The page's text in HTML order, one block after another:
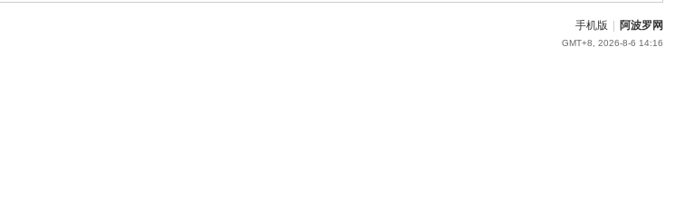
手机版 阿波罗网
GMT+8, 2026-8-6 14:16